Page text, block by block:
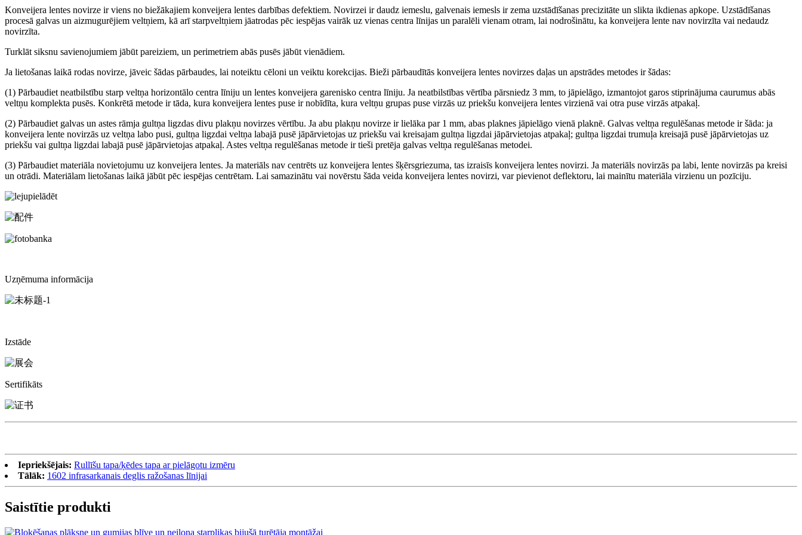
Konveijera lentes novirze ir viens no biežākajiem konveijera lentes darbības defektiem. Novirzei ir daudz iemeslu, galvenais iemesls ir zema uzstādīšanas precizitāte un slikta ikdienas apkope. Uzstādīšanas
procesā galvas un aizmugurējiem veltņiem, kā arī starpveltņiem jāatrodas pēc iespējas vairāk uz vienas centra līnijas un paralēli vienam otram, lai nodrošinātu, ka konveijera lente nav novirzīta vai nedaudz
novirzīta.
Turklāt siksnu savienojumiem jābūt pareiziem, un perimetriem abās pusēs jābūt vienādiem.
Ja lietošanas laikā rodas novirze, jāveic šādas pārbaudes, lai noteiktu cēloni un veiktu korekcijas. Bieži pārbaudītās konveijera lentes novirzes daļas un apstrādes metodes ir šādas:
(1) Pārbaudiet neatbilstību starp veltņa horizontālo centra līniju un lentes konveijera garenisko centra līniju. Ja neatbilstības vērtība pārsniedz 3 mm, to jāpielāgo, izmantojot garos stiprinājuma caurumus abās
veltņu komplekta pusēs. Konkrētā metode ir tāda, kura konveijera lentes puse ir nobīdīta, kura veltņu grupas puse virzās uz priekšu konveijera lentes virzienā vai otra puse virzās atpakaļ.
(2) Pārbaudiet galvas un astes rāmja gultņa ligzdas divu plakņu novirzes vērtību. Ja abu plakņu novirze ir lielāka par 1 mm, abas plaknes jāpielāgo vienā plaknē. Galvas veltņa regulēšanas metode ir šāda: ja
konveijera lente novirzās uz veltņa labo pusi, gultņa ligzdai veltņa labajā pusē jāpārvietojas uz priekšu vai kreisajam gultņa ligzdai jāpārvietojas atpakaļ; gultņa ligzdai trumuļa kreisajā pusē jāpārvietojas uz
priekšu vai gultņa ligzdai labajā pusē jāpārvietojas atpakaļ. Astes veltņa regulēšanas metode ir tieši pretēja galvas veltņa regulēšanas metodei.
(3) Pārbaudiet materiāla novietojumu uz konveijera lentes. Ja materiāls nav centrēts uz konveijera lentes šķērsgriezuma, tas izraisīs konveijera lentes novirzi. Ja materiāls novirzās pa labi, lente novirzās pa kreisi
un otrādi. Materiālam lietošanas laikā jābūt pēc iespējas centrētam. Lai samazinātu vai novērstu šāda veida konveijera lentes novirzi, var pievienot deflektoru, lai mainītu materiāla virzienu un pozīciju.
Uzņēmuma informācija
Izstāde
Sertifikāts
Iepriekšējais: Rullīšu tapa/ķēdes tapa ar pielāgotu izmēru
Tālāk: 1602 infrasarkanais deglis ražošanas līnijai
Saistītie produkti